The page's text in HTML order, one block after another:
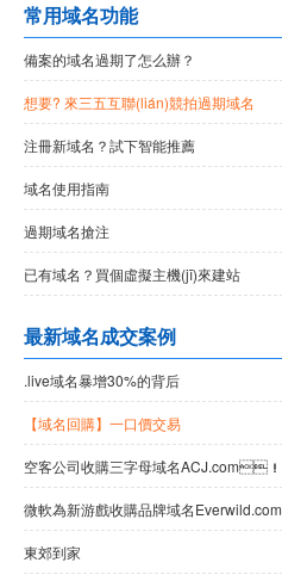
常用域名功能
備案的域名過期了怎么辦？
想要? 來三五互聯(lián)競拍過期域名
注冊新域名？試下智能推薦
域名使用指南
過期域名搶注
已有域名？買個虛擬主機(jī)來建站
最新域名成交案例
.live域名暴增30%的背后
【域名回購】一口價交易
空客公司收購三字母域名ACJ.com！
微軟為新游戲收購品牌域名Everwild.com
東郊到家